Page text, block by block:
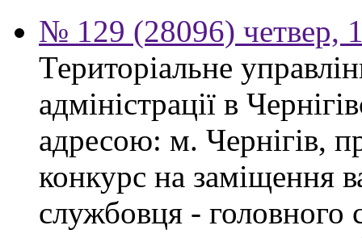
№ 129 (28096) четвер,
Територіальне
адміністрації в
адресою: м. Чернігів,
конкурс на заміщення
службовця - головного